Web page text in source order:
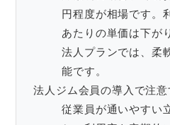
円程度が相場です。
あたりの単価は下が
法人プランでは、柔
能です。
法人ジム会員の導入で注意
従業員が通いやすい